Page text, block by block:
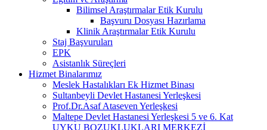
Bilimsel Araştırmalar Etik Kurulu
Başvuru Dosyası Hazırlama
Klinik Araştırmalar Etik Kurulu
Staj Başvuruları
EPK
Asistanlık Süreçleri
Hizmet Binalarımız
Meslek Hastalıkları Ek Hizmet Binası
Sultanbeyli Devlet Hastanesi Yerleşkesi
Prof.Dr.Asaf Ataseven Yerleşkesi
Maltepe Devlet Hastanesi Yerleşkesi 5 ve 6. Kat
UYKU BOZUKLUKLARI MERKEZİ